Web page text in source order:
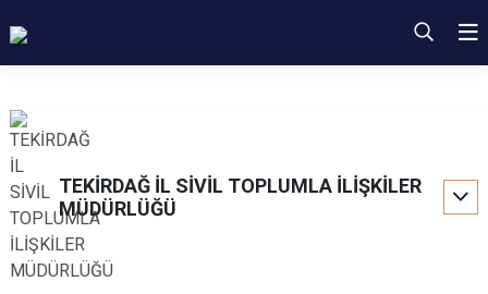
TEKİRDAĞ İL SİVİL TOPLUMLA İLİŞKİLER
MÜDÜRLÜĞÜ